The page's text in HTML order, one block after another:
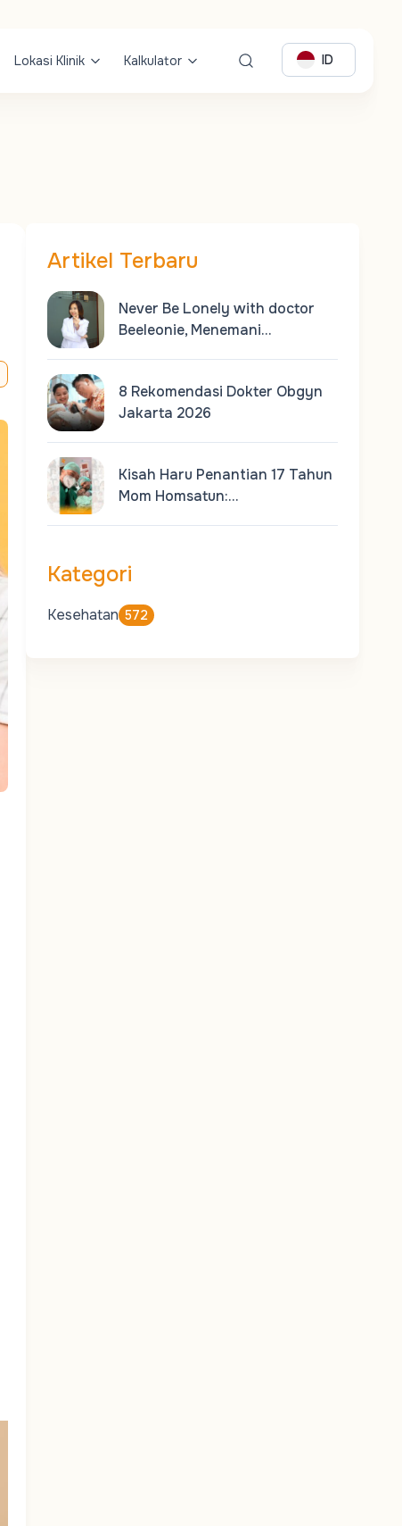
Lokasi Klinik Kalkulator ID
Artikel Terbaru
Never Be Lonely with doctor
Beeleonie, Menemani…
8 Rekomendasi Dokter Obgyn
Jakarta 2026
Kisah Haru Penantian 17 Tahun
Mom Homsatun:…
Kategori
Kesehatan 572